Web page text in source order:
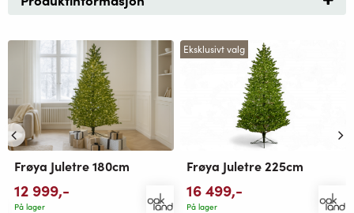
Frøya Juletre 180cm
12 999,-
På lager
Eksklusivt valg
Frøya Juletre 225cm
16 499,-
På lager